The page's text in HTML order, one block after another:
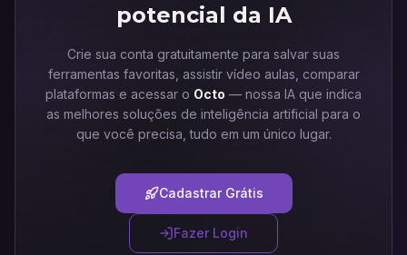
potencial da IA
Crie sua conta gratuitamente para salvar suas
ferramentas favoritas, assistir vídeo aulas, comparar
plataformas e acessar o Octo — nossa IA que indica
as melhores soluções de inteligência artificial para o
que você precisa, tudo em um único lugar.
Cadastrar Grátis
Fazer Login